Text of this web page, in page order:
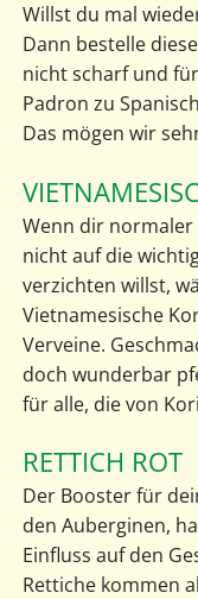
Willst du mal
Dann bestelle
nicht scharf und
Padron zu
Das mögen wir
Wenn dir
nicht auf die
verzichten willst,
Vietnamesische
Verveine.
doch wunderbar
für alle, die von
RETTICH ROT
Der Booster für
den Auberginen,
Einfluss auf den
Rettiche kommen